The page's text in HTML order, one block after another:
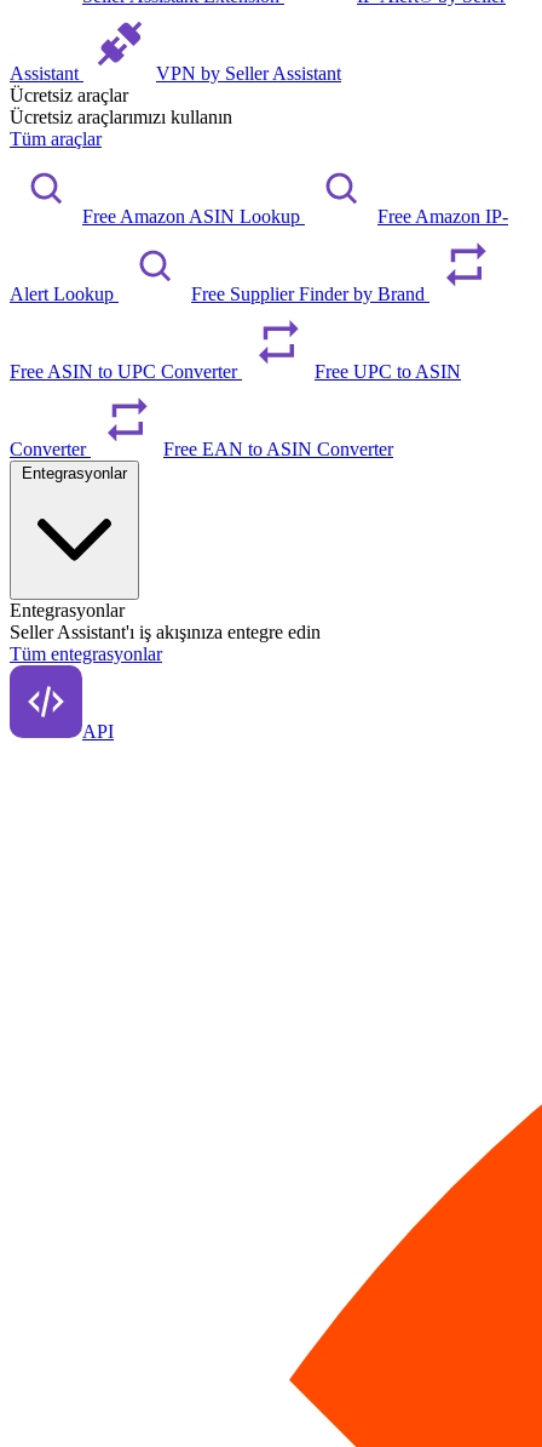
Assistant
VPN by Seller Assistant
Ücretsiz araçlar
Ücretsiz araçlarımızı kullanın
Tüm araçlar
Free Amazon ASIN Lookup Free Amazon IP-
Alert Lookup Free Supplier Finder by Brand
Free ASIN to UPC Converter Free UPC to ASIN
Converter Free EAN to ASIN Converter
Entegrasyonlar
Entegrasyonlar
Seller Assistant'ı iş akışınıza entegre edin
Tüm entegrasyonlar
API